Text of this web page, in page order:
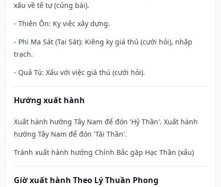
xấu về tế tự (cúng bái).
- Thiên Ôn: Kỵ việc xây dựng.
- Phi Ma Sát (Tai Sát): Kiêng kỵ giá thú (cưới hỏi), nhập
trạch.
- Quả Tú: Xấu với việc giá thú (cưới hỏi).
Hướng xuất hành
Xuất hành hướng Tây Nam để đón 'Hỷ Thần'. Xuất hành
hướng Tây Nam để đón 'Tài Thần'.
Tránh xuất hành hướng Chính Bắc gặp Hạc Thần (xấu)
Giờ xuất hành Theo Lý Thuần Phong